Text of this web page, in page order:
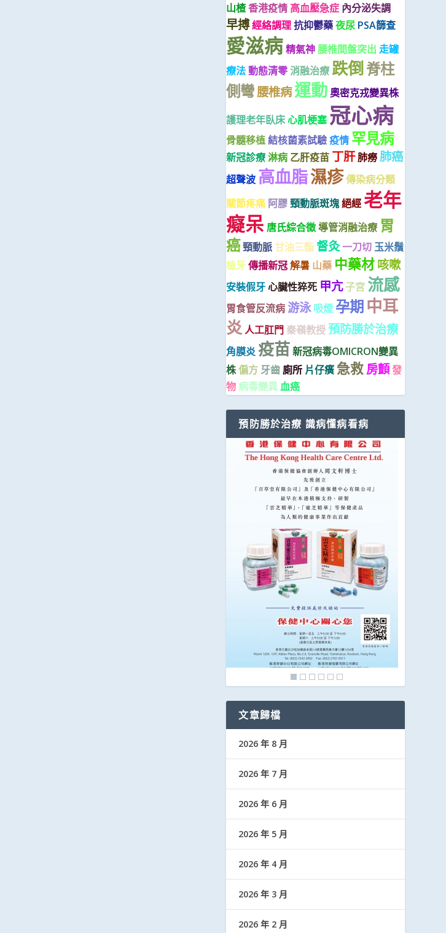
山楂香港疫情 高血壓急症 內分泌失調
早搏經絡調理抗抑鬱藥夜尿 PSA篩查
愛滋病精氣神 腰椎間盤突出 走罐
療法動態清零消融治療 跌倒脊柱
側彎腰椎病運動奧密克戎變異株
護理老年臥床心肌梗塞 冠心病
骨髓移植結核菌素試驗疫情 罕見病
新冠診療淋病 乙肝疫苗 丁肝肺癆肺癌
超聲波 高血脂濕疹傳染病分類
關節疼痛 阿膠頸動脈斑塊絕經老年
癡呆 唐氏綜合徵導管消融治療 胃
癌頸動脈 甘油三酯 督灸一刀切 玉米鬚
植牙傳播新冠解暑 山藥 中藥材咳嗽
安裝假牙心臟性猝死 甲亢 子宮 流感
胃食管反流病 游泳 吸煙 孕期 中耳
炎人工肛門 秦嶺教授預防勝於治療
角膜炎 疫苗新冠病毒OMICRON變異
株偏方 牙齒 廁所 片仔癀 急救房顫發
物 病毒變異血癌
預防勝於治療 識病懂病看病
文章歸檔
2026 年 8 月
2026 年 7 月
2026 年 6 月
2026 年 5 月
2026 年 4 月
2026 年 3 月
2026 年 2 月